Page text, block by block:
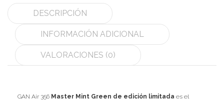
Speedcubing
Ofertas
DESCRIPCIÓN
INFORMACIÓN ADICIONAL
VALORACIONES (0)
GAN Air 356 Master Mint Green de edición limitada es el